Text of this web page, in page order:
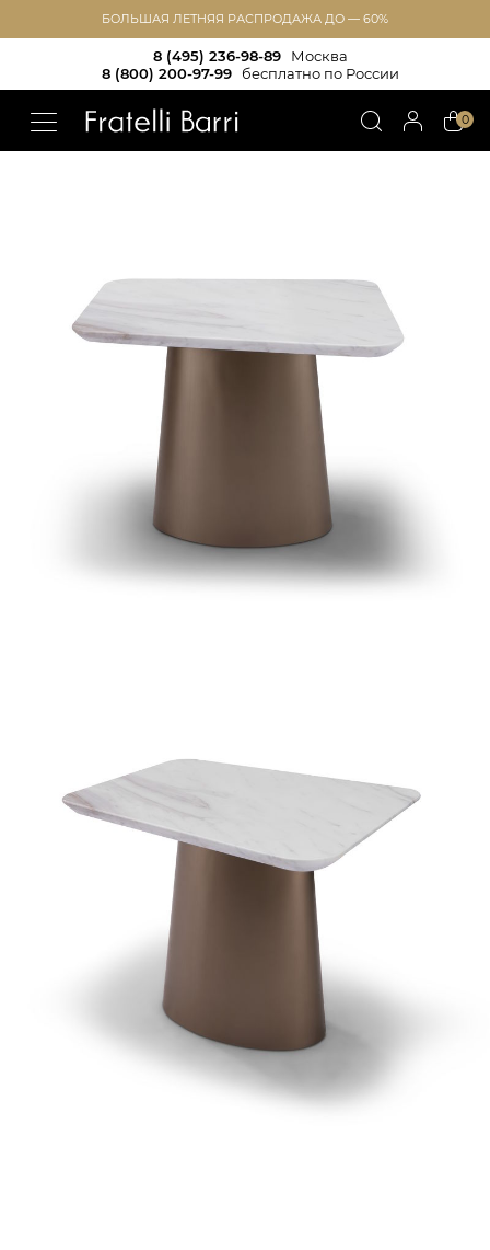
БОЛЬШАЯ ЛЕТНЯЯ РАСПРОДАЖА ДО — 60%
8 (495) 236-98-89
Москва
8 (800) 200-97-99
бесплатно по России
0